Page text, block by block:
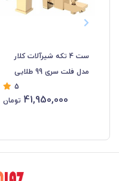
ست 4 تکه شیرآلات کلار
مدل فلت سری 99 طلایی
5
41,950,000 تومان